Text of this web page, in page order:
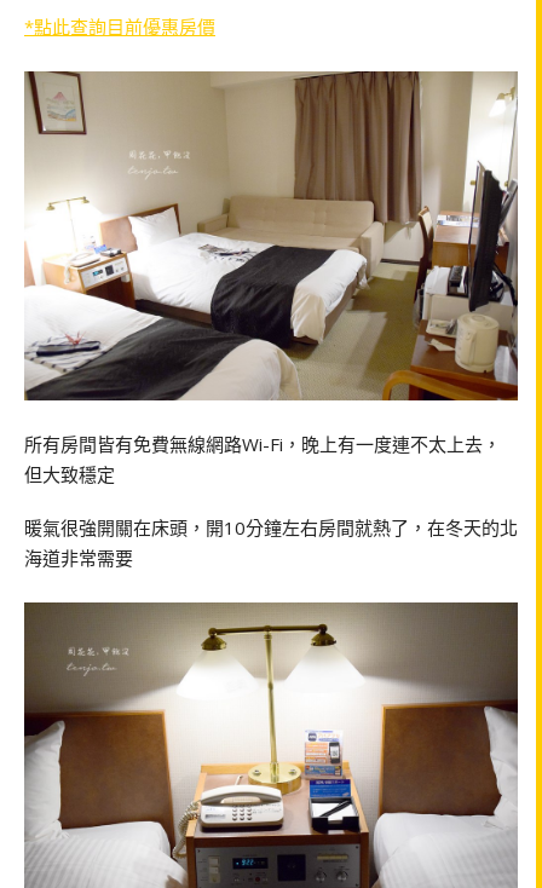
*點此查詢目前優惠房價
所有房間皆有免費無線網路Wi-Fi，晚上有一度連不太上去，
但大致穩定
暖氣很強開關在床頭，開10分鐘左右房間就熱了，在冬天的北
海道非常需要